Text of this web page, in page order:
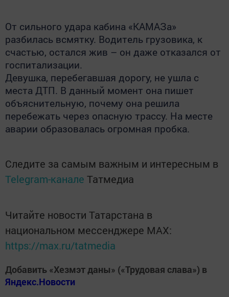
От сильного удара кабина «КАМАЗа»
разбилась всмятку. Водитель грузовика, к
счастью, остался жив – он даже отказался от
госпитализации.
Девушка, перебегавшая дорогу, не ушла с
места ДТП. В данный момент она пишет
объяснительную, почему она решила
перебежать через опасную трассу. На месте
аварии образовалась огромная пробка.
Следите за самым важным и интересным в
Telegram-канале Татмедиа
Читайте новости Татарстана в
национальном мессенджере MАХ:
https://max.ru/tatmedia
Добавить «Хезмэт даны» («Трудовая слава») в
Яндекс.Новости